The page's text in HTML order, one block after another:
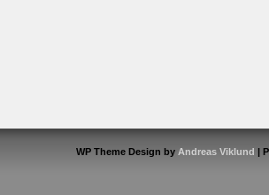
WP Theme Design by Andreas Viklund |